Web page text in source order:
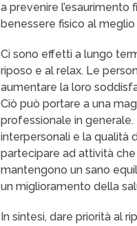
a prevenire
benessere fisico al
Ci sono effetti a lungo
riposo e al relax. Le
aumentare la loro
Ciò può portare a una
professionale in
interpersonali e la qualità
partecipare ad attività
mantengono un sano
un miglioramento della
In sintesi, dare priorità al